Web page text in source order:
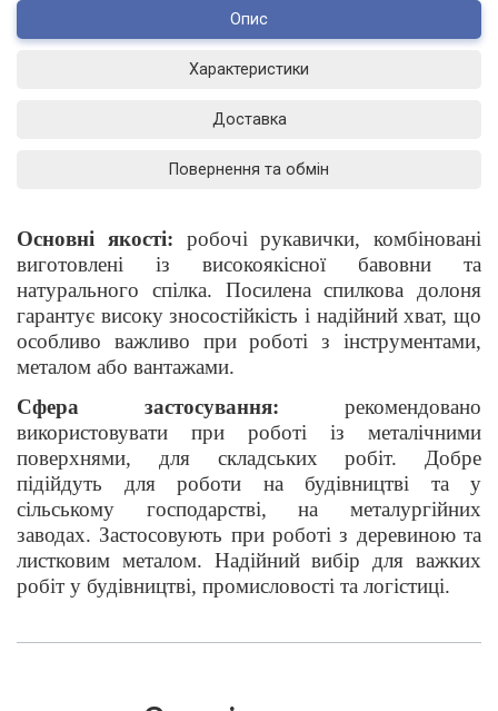
Опис
Характеристики
Доставка
Повернення та обмін
Основні якості: робочі рукавички, комбіновані
виготовлені із високоякісної бавовни та
натурального спілка. Посилена спилкова долоня
гарантує високу зносостійкість і надійний хват, що
особливо важливо при роботі з інструментами,
металом або вантажами.
Сфера застосування: рекомендовано
використовувати при роботі із металічними
поверхнями, для складських робіт. Добре
підійдуть для роботи на будівництві та у
сільському господарстві, на металургійних
заводах. Застосовують при роботі з деревиною та
листковим металом. Надійний вибір для важких
робіт у будівництві, промисловості та логістиці.